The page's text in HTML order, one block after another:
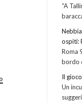
“A
ospiti:
Roma
bordo
Il
Un